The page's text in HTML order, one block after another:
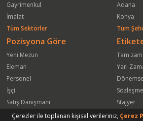
Gayrimenkul
İmalat
Tüm Sektörler
Adana
Konya
Tüm
Pozisyona Göre
Yeni Mezun
Eleman
Personel
İşçi
Satış Danışmanı
Öğrenci
Tam
Yarı
Stajyer
Çerezler ile toplanan kişisel verileriniz, Çerez